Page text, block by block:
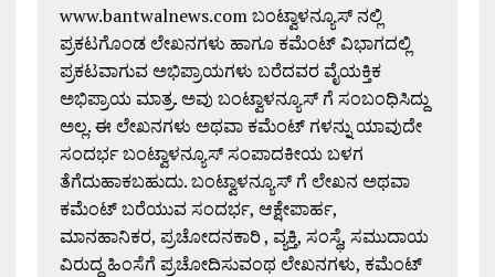
www.bantwalnews.com ಬಂಟ್ವಾಳನ್ಯೂಸ್ ನಲ್ಲಿ
ಪ್ರಕಟಗೊಂಡ ಲೇಖನಗಳು ಹಾಗೂ ಕಮೆಂಟ್ ವಿಭಾಗದಲ್ಲಿ
ಪ್ರಕಟವಾಗುವ ಅಭಿಪ್ರಾಯಗಳು ಬರೆದವರ ವೈಯಕ್ತಿಕ
ಅಭಿಪ್ರಾಯ ಮಾತ್ರ. ಅವು ಬಂಟ್ವಾಳನ್ಯೂಸ್ ಗೆ ಸಂಬಂಧಿಸಿದ್ದು
ಅಲ್ಲ. ಈ ಲೇಖನಗಳು ಅಥವಾ ಕಮೆಂಟ್ ಗಳನ್ನು ಯಾವುದೇ
ಸಂದರ್ಭ ಬಂಟ್ವಾಳನ್ಯೂಸ್ ಸಂಪಾದಕೀಯ ಬಳಗ
ತೆಗೆದುಹಾಕಬಹುದು. ಬಂಟ್ವಾಳನ್ಯೂಸ್ ಗೆ ಲೇಖನ ಅಥವಾ
ಕಮೆಂಟ್ ಬರೆಯುವ ಸಂದರ್ಭ, ಆಕ್ಷೇಪಾರ್ಹ,
ಮಾನಹಾನಿಕರ, ಪ್ರಚೋದನಕಾರಿ , ವ್ಯಕ್ತಿ, ಸಂಸ್ಥೆ, ಸಮುದಾಯ
ವಿರುದ್ಧ ಹಿಂಸೆಗೆ ಪ್ರಚೋದಿಸುವಂಥ ಲೇಖನಗಳು, ಕಮೆಂಟ್